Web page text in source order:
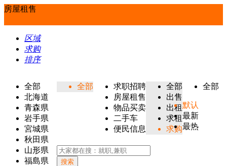
房屋租售
区域
求购
排序
全部
北海道
青森県
岩手県
宮城県
秋田県
山形県
福島県
全部
求职招聘
房屋租售
物品买卖
二手车
便民信息
全部
出售
出租
求租
求购
全部
默认
最新
最热
搜索